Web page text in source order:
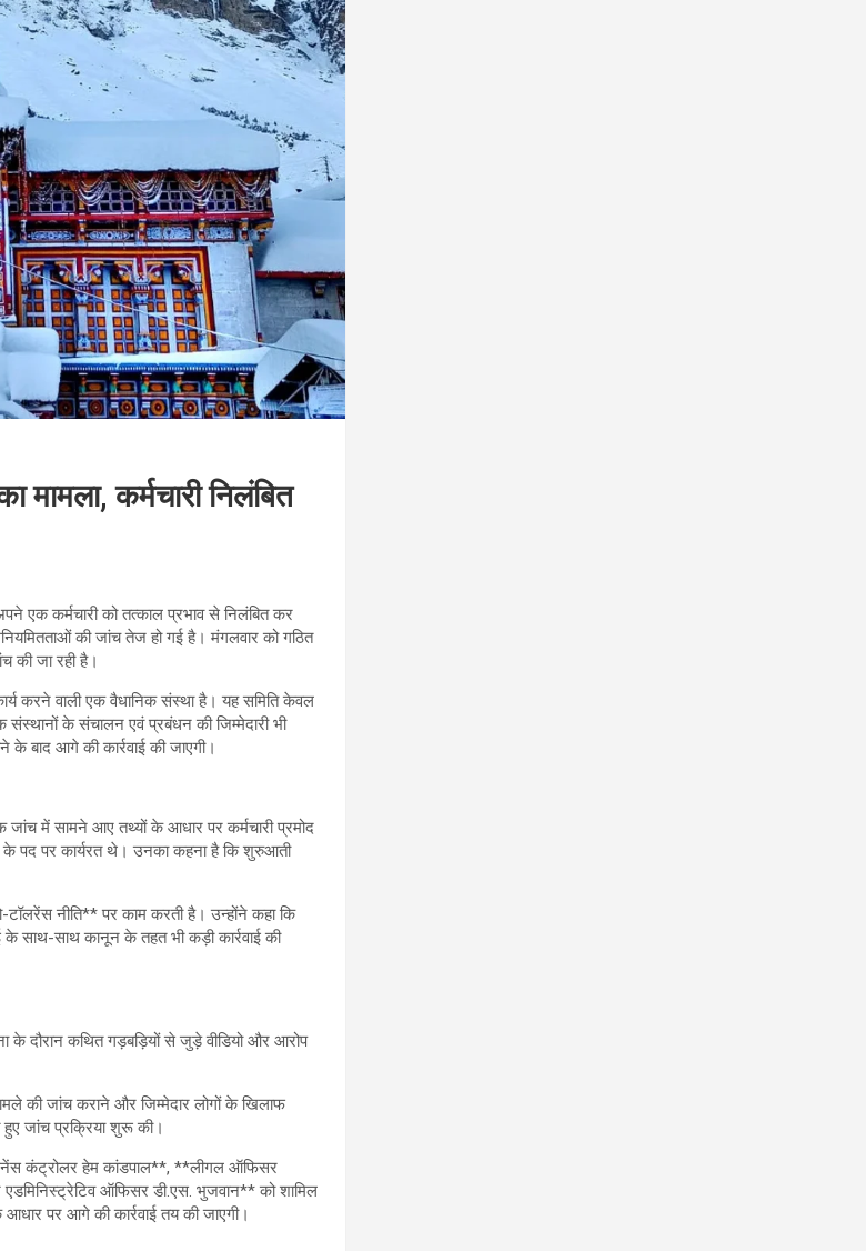
मामला, कर्मचारी निलंबित
एक कर्मचारी को तत्काल प्रभाव से निलंबित कर
की जांच तेज हो गई है। मंगलवार को गठित
की जा रही है।
करने वाली एक वैधानिक संस्था है। यह समिति केवल
संस्थानों के संचालन एवं प्रबंधन की जिम्मेदारी भी
बाद आगे की कार्रवाई की जाएगी।
जांच में सामने आए तथ्यों के आधार पर कर्मचारी प्रमोद
के पद पर कार्यरत थे। उनका कहना है कि शुरुआती
टॉलरेंस नीति** पर काम करती है। उन्होंने कहा कि
के साथ-साथ कानून के तहत भी कड़ी कार्रवाई की
के दौरान कथित गड़बड़ियों से जुड़े वीडियो और आरोप
की जांच कराने और जिम्मेदार लोगों के खिलाफ
जांच प्रक्रिया शुरू की।
कंट्रोलर हेम कांडपाल**, **लीगल ऑफिसर
ऑफिसर डी.एस. भुजवान** को शामिल
आधार पर आगे की कार्रवाई तय की जाएगी।